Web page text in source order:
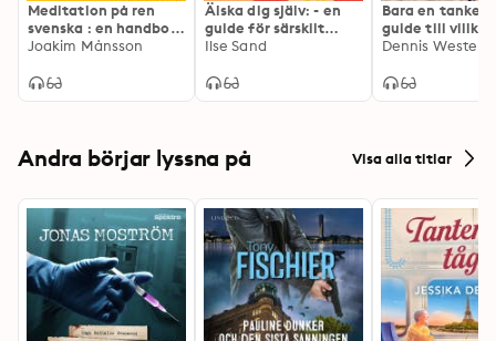
Meditation på ren
svenska : en handbok
i konsten att befria
ohälsa
Joakim Månsson
Älska dig själv: - en
guide för särskilt
sensitiva och andra
Ilse Sand
Bara en tanke :
guide till
välmående
Dennis
Andra börjar lyssna på Visa alla titlar